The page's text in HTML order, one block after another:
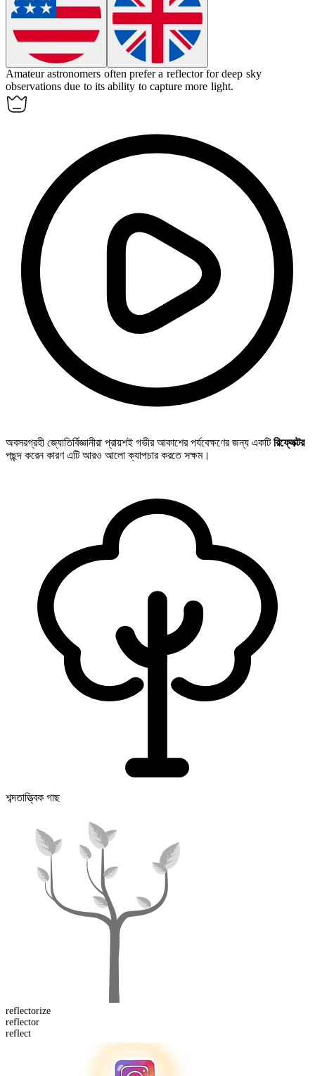
Amateur astronomers often prefer a reflector for deep sky
observations due to its ability to capture more light.
অবসরগ্রহী জ্যোতির্বিজ্ঞানীরা প্রায়শই গভীর আকাশের পর্যবেক্ষণের জন্য একটিরিফ্লেক্টর
পছন্দ করেন কারণ এটি আরও আলো ক্যাপচার করতে সক্ষম।
শব্দতাত্ত্বিক গাছ
reflectorize
reflector
reflect